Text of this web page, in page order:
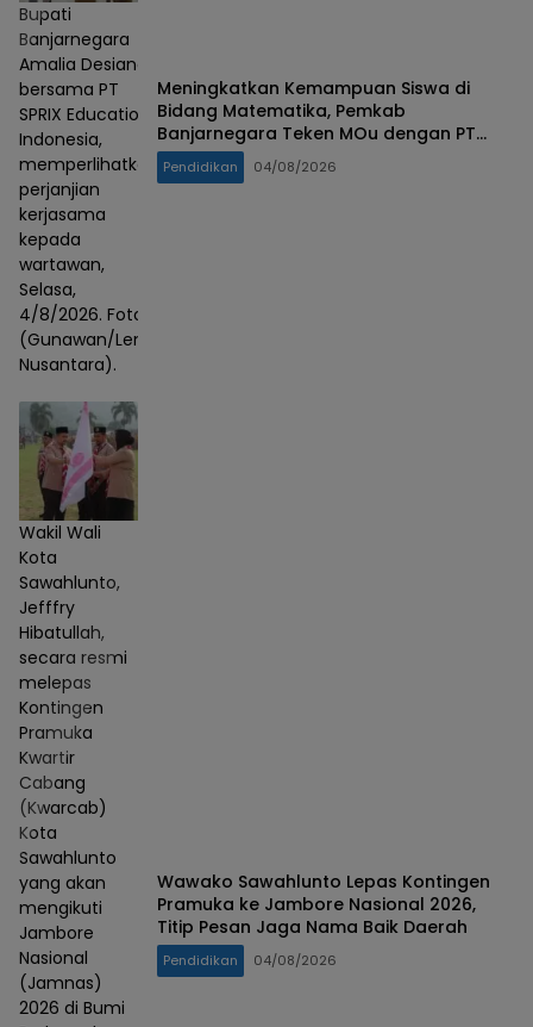
Bupati
Banjarnegara
Amalia Desiana
bersama PT
SPRIX Education
Indonesia,
memperlihatkan
perjanjian
kerjasama
kepada
wartawan,
Selasa,
4/8/2026. Foto :
(Gunawan/Lensa
Nusantara).
Meningkatkan Kemampuan Siswa di
Bidang Matematika, Pemkab
Banjarnegara Teken MOu dengan PT
SPRIX Asal Jepang
Pendidikan 04/08/2026
Wakil Wali
Kota
Sawahlunto,
Jefffry
Hibatullah,
secara resmi
melepas
Kontingen
Pramuka
Kwartir
Cabang
(Kwarcab)
Kota
Sawahlunto
yang akan
mengikuti
Jambore
Nasional
(Jamnas)
2026 di Bumi
Wawako Sawahlunto Lepas Kontingen
Pramuka ke Jambore Nasional 2026,
Titip Pesan Jaga Nama Baik Daerah
Pendidikan 04/08/2026